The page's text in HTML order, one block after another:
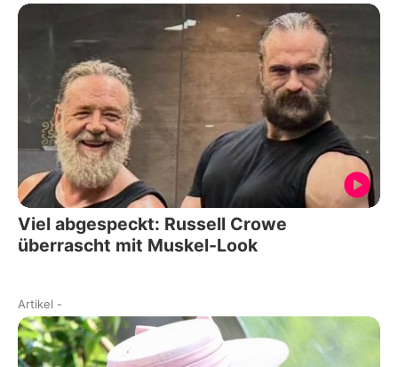
Viel abgespeckt: Russell Crowe
überrascht mit Muskel-Look
Artikel -